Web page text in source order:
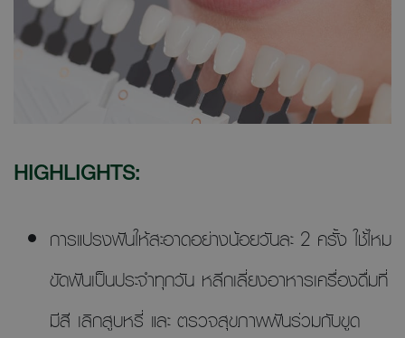
HIGHLIGHTS:
การแปรงฟันให้สะอาดอย่างน้อยวันละ 2 ครั้ง ใช้ไหม
ขัดฟันเป็นประจำทุกวัน หลีกเลี่ยงอาหารเครื่องดื่มที่
มีสี เลิกสูบหรี่ และ ตรวจสุขภาพฟันร่วมกับขูด